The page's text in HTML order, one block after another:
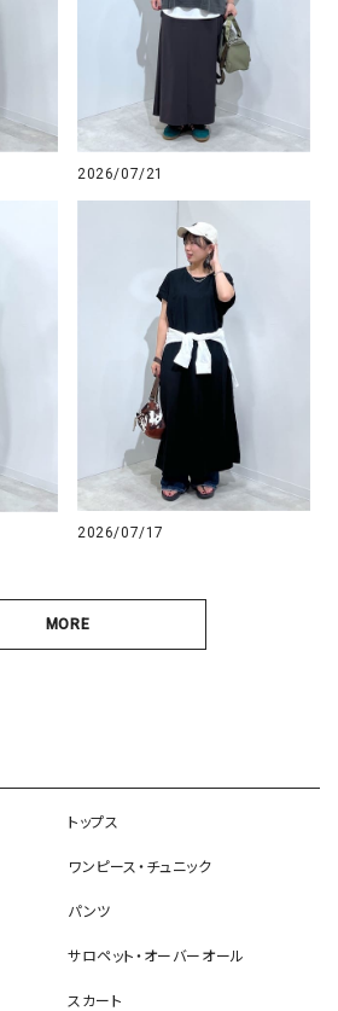
2026/07/21
2026/07/17
MORE
トップス
ワンピース・チュニック
パンツ
サロペット・オーバーオール
スカート